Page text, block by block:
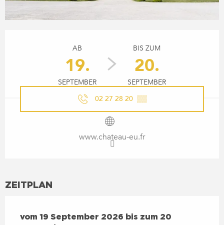
AB
19.
SEPTEMBER
BIS ZUM
20.
SEPTEMBER
02 27 28 20 ▒▒
www.chateau-eu.fr
ZEITPLAN
VOM 19 SEPTEMBER 2026 BIS ZUM20 SEPTEMBER
vom 19 September 2026 bis zum 20